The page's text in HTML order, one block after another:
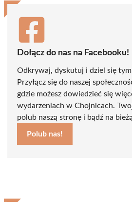
Dołącz do nas na Facebooku!
Odkrywaj, dyskutuj i dziel się tym
Przyłącz się do naszej
gdzie możesz dowiedzieć się
wydarzeniach w Chojnicach.
polub naszą stronę i bądź na
Polub nas!